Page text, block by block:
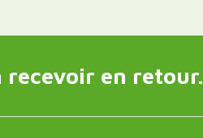
recevoir en retour.